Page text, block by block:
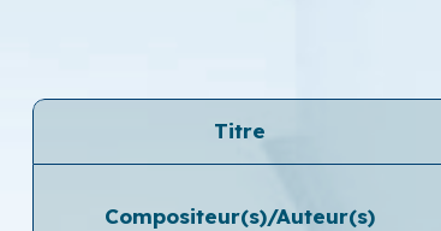
Titre
Compositeur(s)/Auteur(s)